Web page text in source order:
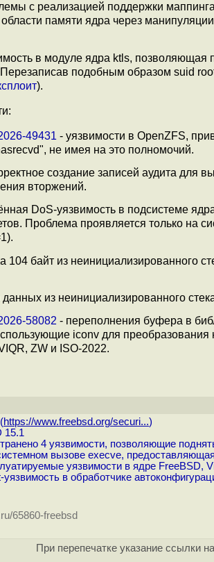
с реализацией поддержки
памяти ядра через
в модуле ядра ktls,
подобным образом suid
).
49431 - уязвимости в OpenZFS,
не имея на это полномочий.
создание записей аудита для
вторжений.
DoS-уязвимость в подсистеме
Проблема проявляется только на
104 байт из неинициализированного
данных из неинициализированного
58082 - переполнения буфера в
iconv для
ZW и ISO-2022.
https://www.freebsd.org/securi...)
15.1
4 уязвимости, позволяющие
вызове execve,
уязвимости в ядре FreeBSD,
в обработчике
65860-freebsd
При перепечатке указание ссылки